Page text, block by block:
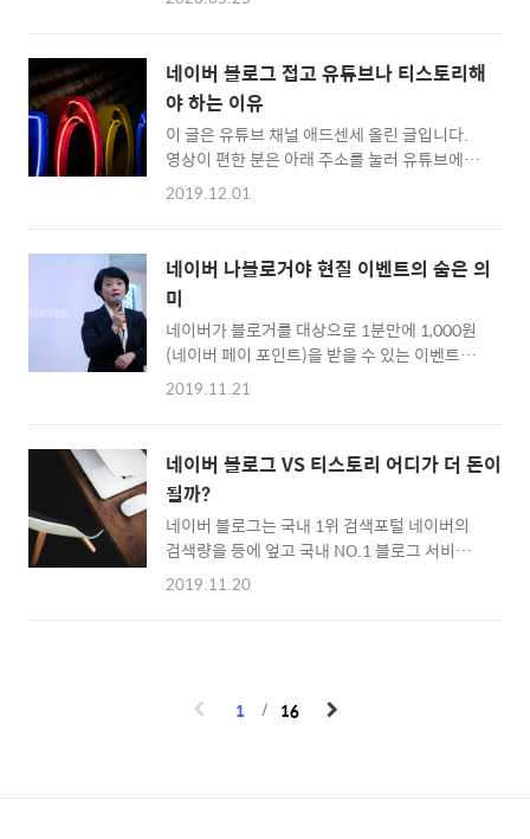
https://www.gov.kr/portal/main 사이트에
접속하면 1번에 보이는 것처럼 커다란 검색창
이 나온다. 통신판매업신고라고 입력하고 엔터
키를 누르거나 검색창..
으로 국세청 홈택스에 접속해 10분만에 만들 수
있어 정말 편리하다. 나만의 온라인 상점 스마트
스토어를 개설하기 위한 사업자등록증 신청방
법을 알아보자. *국세청 홈택스
https://www.hometax.go.kr/ 상단 신청/제
출 메뉴에 마우스를 올리면 아래로 여러 메뉴들
로그인 화면이 나오면 비밀번호를 입력하자. 그
럼 아래와 같은 화면이 나온다.업종은 전자상거
래 소매업으로 검색하여 선택해주면 된다. ..
네이버 블로그 접고 유튜브나 티스토리해
야 하는 이유
이 글은 유튜브 채널 애드센세 올린 글입니다.
영상이 편한 분은 아래 주소를 눌러 유튜브에서
영상으로 보시고, 글이 편한 분은 아래의 글을
sub_confirmation=1 애드센세 - 애드센스로
돈버는 방법 YouTube channel dealing
with incidents of black haired criminals
around the world. www.youtube.com 너
무너무 낮은 네이버 애드포스트 광고단가 네이
버 블로그의 광고수익 프로그램 애드포스트는
광고..
2019.12.01
네이버 나블로거야 현질 이벤트의 숨은 의
미
네이버가 블로거를 대상으로 1분만에 1,000원
(네이버 페이 포인트)을 받을 수 있는 이벤트를
진행하고 있다. 이름하여 #나블로거야 이벤트
가 완료되고 천원이 지급된다. 네이버는 이번 이
벤트를 통해 광고/스팸 블로그 운영자가 아닌
진성 블로거의 유입을 확대하려고 애쓰는 모습
을 적나라하게 비추고 말았다. 네이버 블로그 때
려치고 유튜브 해야 하는 이유(현재 조회수 41
만, 좋아요 1.2만, 싫어요 누른 사람=네이버 직
블로그 16주년..
2019.11.21
네이버 블로그 VS 티스토리 어디가 더 돈이
될까?
네이버 블로그는 국내 1위 검색포털 네이버의
검색량을 등에 엎고 국내 NO.1 블로그 서비스
로 수년째 군림해왔다. 그러나 구글 검색량이 스
가 점차 많아질 수밖에 없다. 네이버는 스마트폰
운영체제(소프트웨어)나 스마트폰 기기(하드웨
2019.11.20
1 16